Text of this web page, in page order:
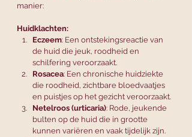
manier:
Huidklachten:
Eczeem: Een ontstekingsreactie van
de huid die jeuk, roodheid en
schilfering veroorzaakt.
Rosacea: Een chronische huidziekte
die roodheid, zichtbare bloedvaatjes
en puistjes op het gezicht veroorzaakt.
Netelroos (urticaria): Rode, jeukende
bulten op de huid die in grootte
kunnen variëren en vaak tijdelijk zijn.